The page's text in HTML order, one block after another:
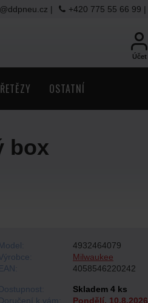
| +420 775 55 66 99 |
Účet
OSTATNÍ
box
Skladem 4 ks
k vám:
Pondělí, 10.8.2026
Milwaukee
4932464079
4058546220242